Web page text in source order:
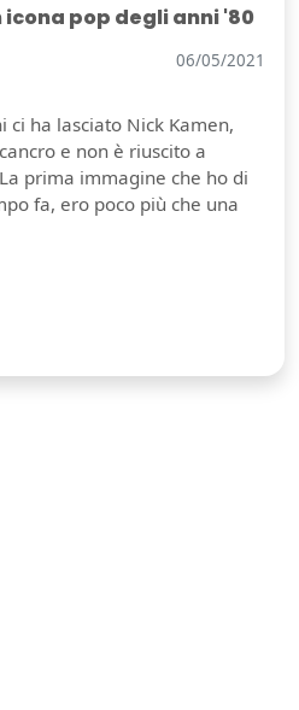
icona pop degli anni '80
06/05/2021
ha lasciato Nick Kamen,
e non è riuscito a
prima immagine che ho di
fa, ero poco più che una